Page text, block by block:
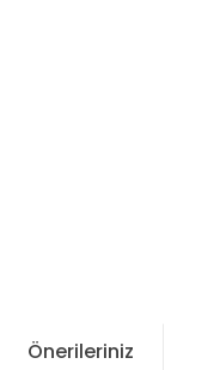
Önerileriniz